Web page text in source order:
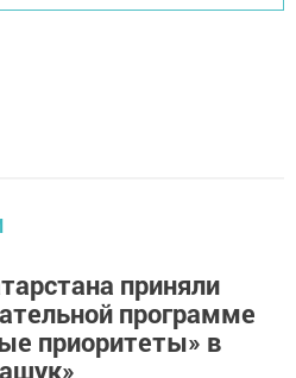
приняли
программе
приоритеты» в